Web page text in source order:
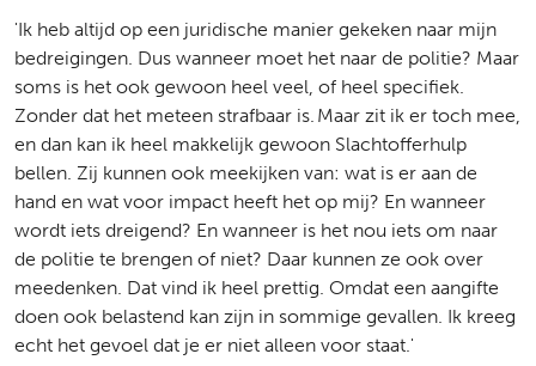
'Ik heb altijd op een juridische manier gekeken naar mijn
bedreigingen. Dus wanneer moet het naar de politie? Maar
soms is het ook gewoon heel veel, of heel specifiek.
Zonder dat het meteen strafbaar is. Maar zit ik er toch mee,
en dan kan ik heel makkelijk gewoon Slachtofferhulp
bellen. Zij kunnen ook meekijken van: wat is er aan de
hand en wat voor impact heeft het op mij? En wanneer
wordt iets dreigend? En wanneer is het nou iets om naar
de politie te brengen of niet? Daar kunnen ze ook over
meedenken. Dat vind ik heel prettig. Omdat een aangifte
doen ook belastend kan zijn in sommige gevallen. Ik kreeg
echt het gevoel dat je er niet alleen voor staat.'